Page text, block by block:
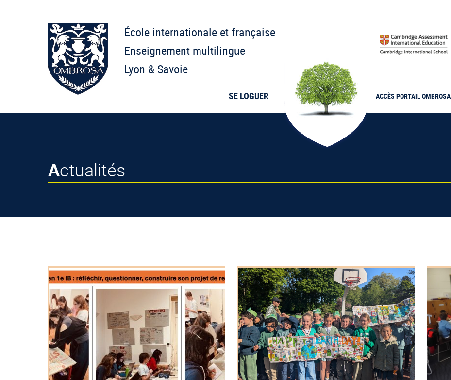
École internationale et française
Enseignement multilingue
Lyon & Savoie
SE LOGUER ACCÈS PORTAILOMBROSA
Actualités